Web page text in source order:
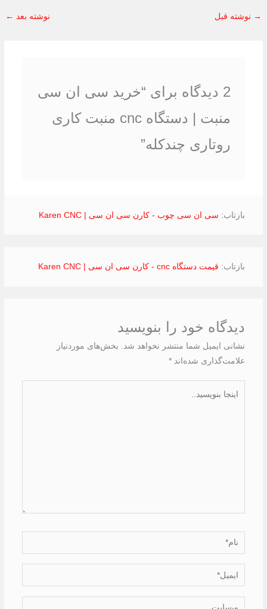
→ نوشته قبل نوشته بعد ←
2 دیدگاه برای “خرید سی ان سی
منبت | دستگاه cnc منبت کاری
روتاری چندکله”
بازتاب: سی ان سی چوب - کارن سی ان سی | Karen CNC
بازتاب: قیمت دستگاه cnc - کارن سی ان سی | Karen CNC
دیدگاه‌ خود را بنویسید
نشانی ایمیل شما منتشر نخواهد شد.
بخش‌های موردنیاز
علامت‌گذاری شده‌اند *
نام*
ایمیل*
وبسایت